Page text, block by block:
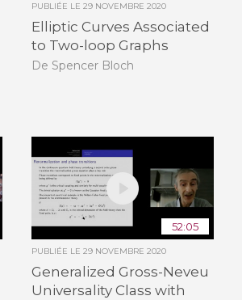
PUBLIÉE LE 29 NOVEMBRE 2020
Elliptic Curves Associated
to Two-loop Graphs
De Spencer Bloch
52:05
PUBLIÉE LE 29 NOVEMBRE 2020
Generalized Gross-Neveu
Universality Class with